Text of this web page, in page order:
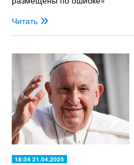
Читать
18:34 21.04.2025